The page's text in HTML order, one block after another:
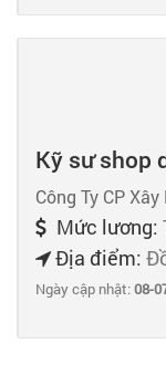
Kỹ sư shop
Công Ty CP
Mức lương:
Địa điểm:
Ngày cập nhật:08-